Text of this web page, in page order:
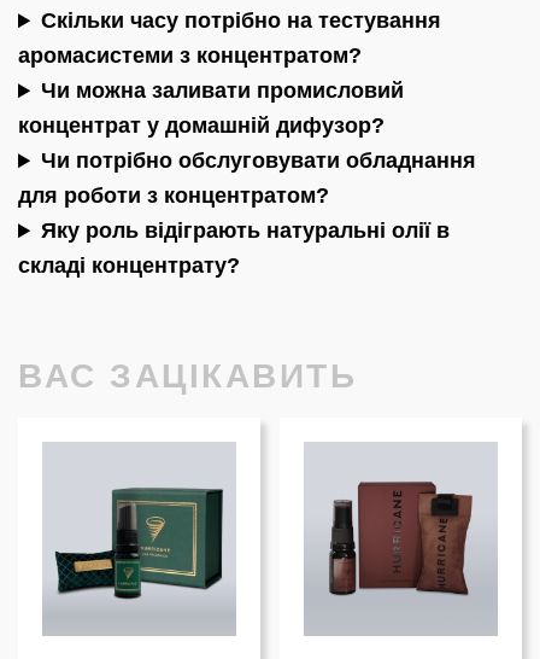
Скільки часу потрібно на тестування
аромасистеми з концентратом?
Чи можна заливати промисловий
концентрат у домашній дифузор?
Чи потрібно обслуговувати обладнання
для роботи з концентратом?
Яку роль відіграють натуральні олії в
складі концентрату?
ВАС ЗАЦІКАВИТЬ